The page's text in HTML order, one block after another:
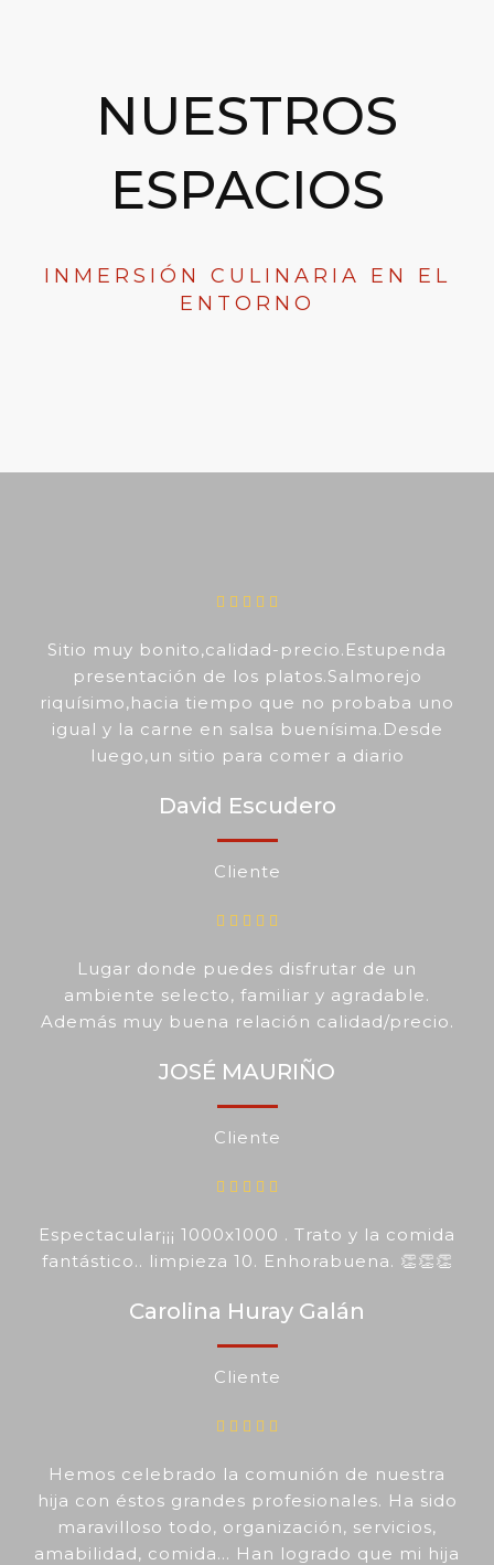
NUESTROS
ESPACIOS
INMERSIÓN CULINARIA EN EL
ENTORNO
Sitio muy bonito,calidad-precio.Estupenda
presentación de los platos.Salmorejo
riquísimo,hacia tiempo que no probaba uno
igual y la carne en salsa buenísima.Desde
luego,un sitio para comer a diario
David Escudero
Cliente
Lugar donde puedes disfrutar de un
ambiente selecto, familiar y agradable.
Además muy buena relación calidad/precio.
JOSÉ MAURIÑO
Cliente
Espectacular¡¡¡ 1000x1000 . Trato y la comida
fantástico.. limpieza 10. Enhorabuena. 👏👏👏
Carolina Huray Galán
Cliente
Hemos celebrado la comunión de nuestra
hija con éstos grandes profesionales. Ha sido
maravilloso todo, organización, servicios,
amabilidad, comida... Han logrado que mi hija